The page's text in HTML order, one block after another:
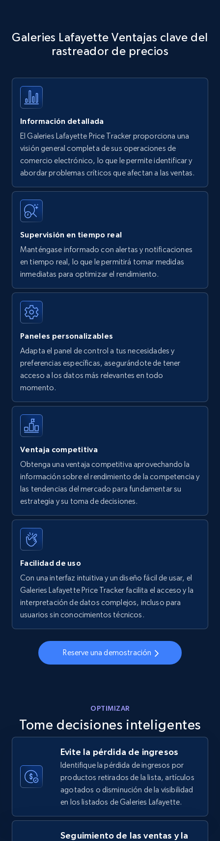
specific keywords
Title, Seller name, Brand, Description, Initial
35.2K+
Amazon products - find products by using
upc numbers
Title, Seller name, Brand, Description, Initial
price, Currency, Availability, Reviews count, and
35.2K+
Amazon Reviews
URL, Product name, Product rating, Product
Author name, Asin, and more.
7.4K+ 870+
Walmart - products
Specifications, Image urls, Top reviews, and
more.
5.6K+ 875+
Walmart - products - Find new products by
using specific category URL
URL, Final price, Sku, Currency, Gtin,
Specifications, Image urls, Top reviews, and
more.
Walmart - products - Collects products by
specific keywords
URL, Final price, Sku, Currency, Gtin,
Specifications, Image urls, Top reviews, and
using sku numbers
URL, Final price, Sku, Currency, Gtin,
Specifications, Image urls, Top reviews, and
5.6K+ 875+ Comenzar ahora
Galeries Lafayette Ventajas clave del
rastreador de precios
Información detallada
El Galeries Lafayette Price Tracker proporciona una
visión general completa de sus operaciones de
comercio electrónico, lo que le permite identificar y
abordar problemas críticos que afectan a las ventas.
Supervisión en tiempo real
Manténgase informado con alertas y notificaciones
en tiempo real, lo que le permitirá tomar medidas
inmediatas para optimizar el rendimiento.
Paneles personalizables
Adapta el panel de control a tus necesidades y
preferencias específicas, asegurándote de tener
acceso a los datos más relevantes en todo
momento.
Ventaja competitiva
Obtenga una ventaja competitiva aprovechando la
información sobre el rendimiento de la competencia y
las tendencias del mercado para fundamentar su
estrategia y su toma de decisiones.
Facilidad de uso
Con una interfaz intuitiva y un diseño fácil de usar, el
Galeries Lafayette Price Tracker facilita el acceso y la
interpretación de datos complejos, incluso para
usuarios sin conocimientos técnicos.
Reserve una demostración
OPTIMIZAR
Tome decisiones inteligentes
Evite la pérdida de ingresos
Identifique la pérdida de ingresos por
productos retirados de la lista, artículos
agotados o disminución de la visibilidad
en los listados de Galeries Lafayette.
Seguimiento de las ventas y la